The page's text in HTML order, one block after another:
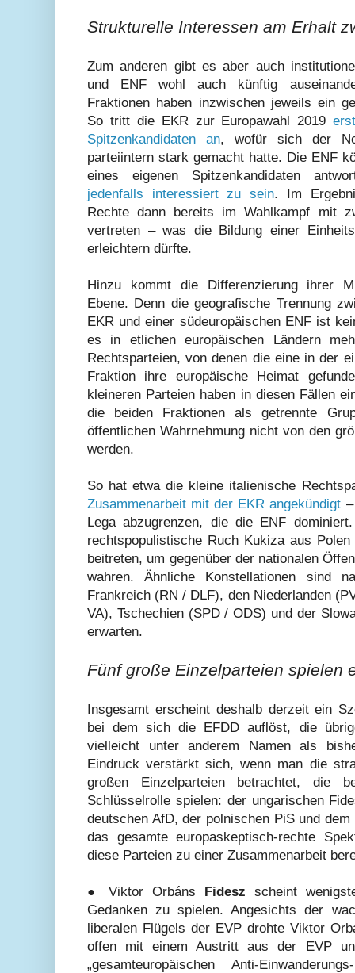
Strukturelle Interessen am Erhalt
Zum anderen gibt es aber auch
und ENF wohl auch künftig
Fraktionen haben inzwischen jeweils ein
So tritt die EKR zur Europawahl 2019
Spitzenkandidaten an, wofür sich der
parteiintern stark gemacht hatte. Die ENF
eines eigenen Spitzenkandidaten
jedenfalls interessiert zu sein. Im
Rechte dann bereits im Wahlkampf mit
vertreten – was die Bildung einer
erleichtern dürfte.
Hinzu kommt die Differenzierung ihrer
Ebene. Denn die geografische Trennung
EKR und einer südeuropäischen ENF ist
es in etlichen europäischen Ländern
Rechtsparteien, von denen die eine in der
Fraktion ihre europäische Heimat
kleineren Parteien haben in diesen Fällen
die beiden Fraktionen als getrennte
öffentlichen Wahrnehmung nicht von den
werden.
So hat etwa die kleine italienische
Zusammenarbeit mit der EKR angekündigt
Lega abzugrenzen, die die ENF
rechtspopulistische Ruch Kukiza aus
beitreten, um gegenüber der nationalen
wahren. Ähnliche Konstellationen sind
Frankreich (RN / DLF), den Niederlanden
VA), Tschechien (SPD / ODS) und der
erwarten.
Fünf große Einzelparteien spielen
Insgesamt erscheint deshalb derzeit ein
bei dem sich die EFDD auflöst, die
vielleicht unter anderem Namen als
Eindruck verstärkt sich, wenn man die
großen Einzelparteien betrachtet, die
Schlüsselrolle spielen: der ungarischen
deutschen AfD, der polnischen PiS und
das gesamte europaskeptisch-rechte
diese Parteien zu einer Zusammenarbeit
● Viktor Orbáns Fidesz scheint
Gedanken zu spielen. Angesichts der
liberalen Flügels der EVP drohte Viktor
offen mit einem Austritt aus der EVP
„gesamteuropäischen Anti-